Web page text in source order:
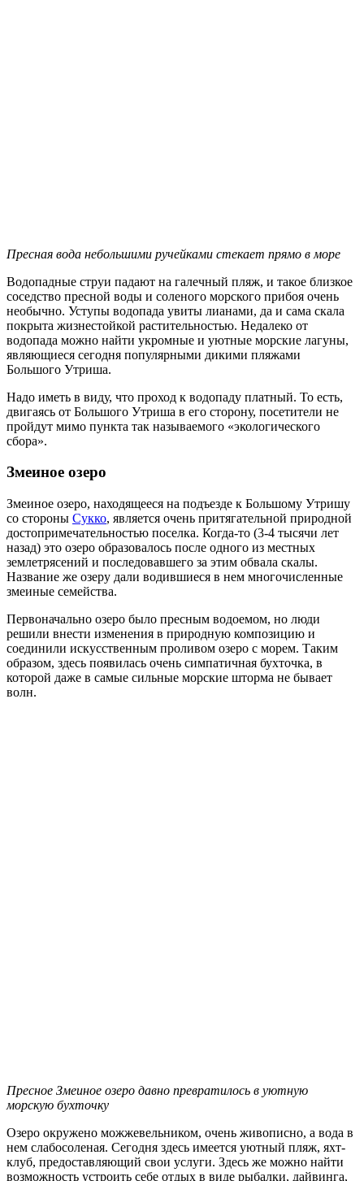
Пресная вода небольшими ручейками стекает прямо в море
Водопадные струи падают на галечный пляж, и такое близкое
соседство пресной воды и соленого морского прибоя очень
необычно. Уступы водопада увиты лианами, да и сама скала
покрыта жизнестойкой растительностью. Недалеко от
водопада можно найти укромные и уютные морские лагуны,
являющиеся сегодня популярными дикими пляжами
Большого Утриша.
Надо иметь в виду, что проход к водопаду платный. То есть,
двигаясь от Большого Утриша в его сторону, посетители не
пройдут мимо пункта так называемого «экологического
сбора».
Змеиное озеро
Змеиное озеро, находящееся на подъезде к Большому Утришу
со стороны Сукко, является очень притягательной природной
достопримечательностью поселка. Когда-то (3-4 тысячи лет
назад) это озеро образовалось после одного из местных
землетрясений и последовавшего за этим обвала скалы.
Название же озеру дали водившиеся в нем многочисленные
змеиные семейства.
Первоначально озеро было пресным водоемом, но люди
решили внести изменения в природную композицию и
соединили искусственным проливом озеро с морем. Таким
образом, здесь появилась очень симпатичная бухточка, в
которой даже в самые сильные морские шторма не бывает
волн.
Пресное Змеиное озеро давно превратилось в уютную
морскую бухточку
Озеро окружено можжевельником, очень живописно, а вода в
нем слабосоленая. Сегодня здесь имеется уютный пляж, яхт-
клуб, предоставляющий свои услуги. Здесь же можно найти
возможность устроить себе отдых в виде рыбалки, дайвинга,